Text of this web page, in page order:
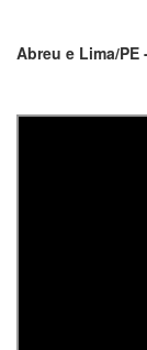
Abreu e Lima/PE